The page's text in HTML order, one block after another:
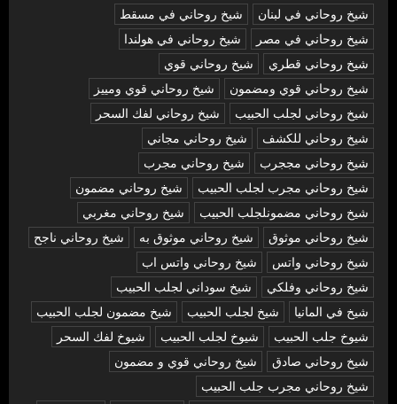
شيخ روحاني في لبنان
شيخ روحاني في مسقط
شيخ روحاني في مصر
شيخ روحاني في هولندا
شيخ روحاني قطري
شيخ روحاني قوي
شيخ روحاني قوي ومضمون
شيخ روحاني قوي ومييز
شيخ روحاني لجلب الحبيب
شيخ روحاني لفك السحر
شيخ روحاني للكشف
شيخ روحاني مجاني
شيخ روحاني مججرب
شيخ روحاني مجرب
شيخ روحاني مجرب لجلب الحبيب
شيخ روحاني مضمون
شيخ روحاني مضمونلجلب الحبيب
شيخ روحاني مغربي
شيخ روحاني موثوق
شيخ روحاني موثوق به
شيخ روحاني ناجح
شيخ روحاني واتس
شيخ روحاني واتس اب
شيخ روحاني وفلكي
شيخ سوداني لجلب الحبيب
شيخ في المانيا
شيخ لجلب الحبيب
شيخ مضمون لجلب الحبيب
شيوخ جلب الحبيب
شيوخ لجلب الحبيب
شيوخ لفك السحر
شیخ روحاني صادق
شیخ روحاني قوي و مضمون
شیخ روحاني مجرب جلب الحبيب